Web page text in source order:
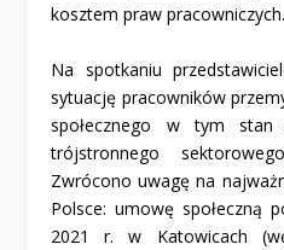
kosztem praw pracowniczych.
Na spotkaniu
sytuację pracowników
społecznego w tym
trójstronnego
Zwrócono uwagę na
Polsce: umowę społeczną
2021 r. w Katowicach